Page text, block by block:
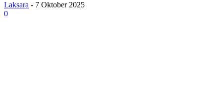
Laksara - 7 Oktober 2025
0